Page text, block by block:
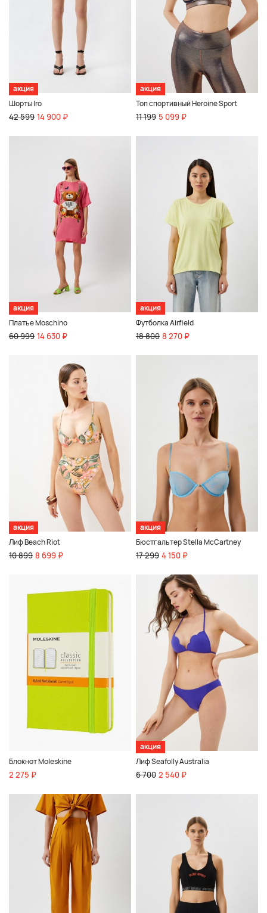
акция
Шорты Iro
42 599 14 900 ₽
акция
Топ спортивный Heroine Sport
11 199 5 099 ₽
акция
Платье Moschino
60 999 14 630 ₽
акция
Футболка Airfield
18 800 8 270 ₽
акция
Лиф Beach Riot
10 899 8 699 ₽
акция
Бюстгальтер Stella McCartney
17 299 4 150 ₽
Блокнот Moleskine
2 275 ₽
акция
Лиф Seafolly Australia
6 700 2 540 ₽